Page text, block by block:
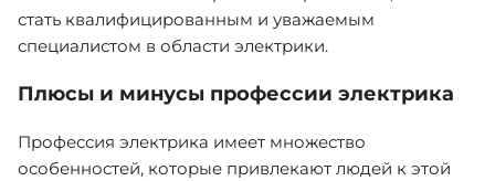
стать квалифицированным и уважаемым
специалистом в области электрики.
Плюсы и минусы профессии электрика
Профессия электрика имеет множество
особенностей, которые привлекают людей к этой